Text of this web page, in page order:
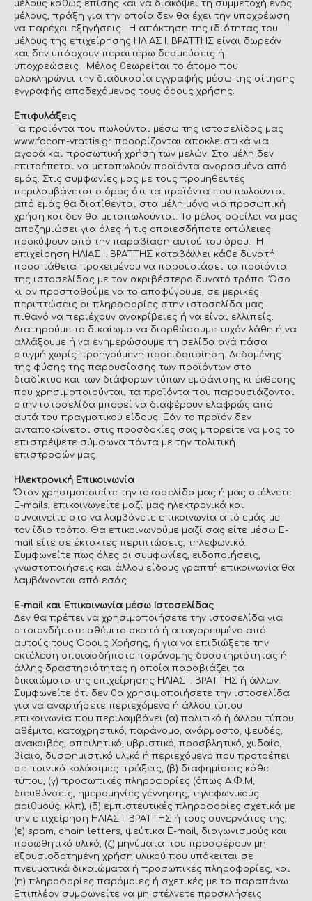
μέλους καθώς επίσης και να διακόψει τη συμμετοχή ενός
μέλους, πράξη για την οποία δεν θα έχει την υποχρέωση
να παρέχει εξηγήσεις. Η απόκτηση της ιδιότητας του
μέλους της επιχείρησης ΗΛΙΑΣ Ι. ΒΡΑΤΤΗΣ είναι δωρεάν
και δεν υπάρχουν περαιτέρω δεσμεύσεις ή
υποχρεώσεις. Μέλος θεωρείται το άτομο που
ολοκληρώνει την διαδικασία εγγραφής μέσω της αίτησης
εγγραφής αποδεχόμενος τους όρους χρήσης.
Επιφυλάξεις
Τα προϊόντα που πωλούνται μέσω της ιστοσελίδας μας
www.facom-vrattis.gr προορίζονται αποκλειστικά για
αγορά και προσωπική χρήση των μελών. Στα μέλη δεν
επιτρέπεται να μεταπωλούν προϊόντα αγορασμένα από
εμάς. Στις συμφωνίες μας με τους προμηθευτές
περιλαμβάνεται ο όρος ότι τα προϊόντα που πωλούνται
από εμάς θα διατίθενται στα μέλη μόνο για προσωπική
χρήση και δεν θα μεταπωλούνται. Το μέλος οφείλει να μας
αποζημιώσει για όλες ή τις οποιεσδήποτε απώλειες
προκύψουν από την παραβίαση αυτού του όρου. Η
επιχείρηση ΗΛΙΑΣ Ι. ΒΡΑΤΤΗΣ καταβάλλει κάθε δυνατή
προσπάθεια προκειμένου να παρουσιάσει τα προϊόντα
της ιστοσελίδας με τον ακριβέστερο δυνατό τρόπο. Όσο
κι αν προσπαθούμε να το αποφύγουμε, σε μερικές
περιπτώσεις οι πληροφορίες στην ιστοσελίδα μας
πιθανό να περιέχουν ανακρίβειες ή να είναι ελλιπείς.
Διατηρούμε το δικαίωμα να διορθώσουμε τυχόν λάθη ή να
αλλάξουμε ή να ενημερώσουμε τη σελίδα ανά πάσα
στιγμή χωρίς προηγούμενη προειδοποίηση. Δεδομένης
της φύσης της παρουσίασης των προϊόντων στο
διαδίκτυο και των διάφορων τύπων εμφάνισης κι έκθεσης
που χρησιμοποιούνται, τα προϊόντα που παρουσιάζονται
στην ιστοσελίδα μπορεί να διαφέρουν ελαφρώς από
αυτά του πραγματικού είδους. Εάν το προϊόν δεν
ανταποκρίνεται στις προσδοκίες σας μπορείτε να μας το
επιστρέψετε σύμφωνα πάντα με την πολιτική
επιστροφών μας.
Ηλεκτρονική Επικοινωνία
Όταν χρησιμοποιείτε την ιστοσελίδα μας ή μας στέλνετε
E-mails, επικοινωνείτε μαζί μας ηλεκτρονικά και
συναινείτε στο να λαμβάνετε επικοινωνία από εμάς με
τον ίδιο τρόπο. Θα επικοινωνούμε μαζί σας είτε μέσω E-
mail είτε σε έκτακτες περιπτώσεις, τηλεφωνικά.
Συμφωνείτε πως όλες οι συμφωνίες, ειδοποιήσεις,
γνωστοποιήσεις και άλλου είδους γραπτή επικοινωνία θα
λαμβάνονται από εσάς.
E-mail και Επικοινωνία μέσω Ιστοσελίδας
Δεν θα πρέπει να χρησιμοποιήσετε την ιστοσελίδα για
οποιονδήποτε αθέμιτο σκοπό ή απαγορευμένο από
αυτούς τους Όρους Χρήσης, ή για να επιδιώξετε την
εκτέλεση οποιασδήποτε παράνομης δραστηριότητας ή
άλλης δραστηριότητας η οποία παραβιάζει τα
δικαιώματα της επιχείρησης ΗΛΙΑΣ Ι. ΒΡΑΤΤΗΣ ή άλλων.
Συμφωνείτε ότι δεν θα χρησιμοποιήσετε την ιστοσελίδα
για να αναρτήσετε περιεχόμενο ή άλλου τύπου
επικοινωνία που περιλαμβάνει (α) πολιτικό ή άλλου τύπου
αθέμιτο, καταχρηστικό, παράνομο, ανάρμοστο, ψευδές,
ανακριβές, απειλητικό, υβριστικό, προσβλητικό, χυδαίο,
βίαιο, δυσφημιστικό υλικό ή περιεχόμενο που προτρέπει
σε ποινικά κολάσιμες πράξεις, (β) διαφημίσεις κάθε
τύπου, (γ) προσωπικές πληροφορίες (όπως Α.Φ.Μ,
διευθύνσεις, ημερομηνίες γέννησης, τηλεφωνικούς
αριθμούς, κλπ), (δ) εμπιστευτικές πληροφορίες σχετικά με
την επιχείρηση ΗΛΙΑΣ Ι. ΒΡΑΤΤΗΣ ή τους συνεργάτες της,
(ε) spam, chain letters, ψεύτικα E-mail, διαγωνισμούς και
προωθητικό υλικό, (ζ) μηνύματα που προσφέρουν μη
εξουσιοδοτημένη χρήση υλικού που υπόκειται σε
πνευματικά δικαιώματα ή προσωπικές πληροφορίες, και
(η) πληροφορίες παρόμοιες ή σχετικές με τα παραπάνω.
Επιπλέον συμφωνείτε να μη στέλνετε προσκλήσεις